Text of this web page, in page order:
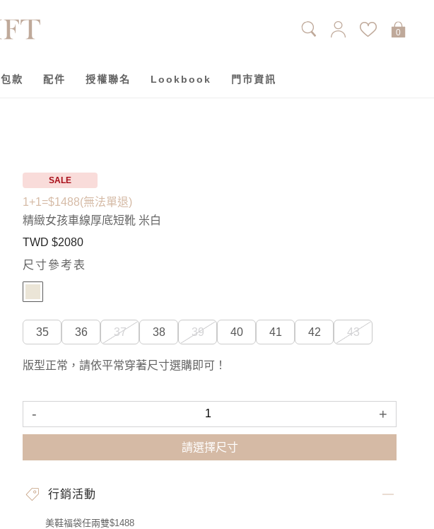
包款 配件 授權聯名 Lookbook 門市資訊
SALE
1+1=$1488(無法單退)
精緻女孩車線厚底短靴 米白
TWD $2080
尺寸參考表
35 36 37 38 39 40 41 42 43
版型正常，請依平常穿著尺寸選購即可！
- +
請選擇尺寸
行銷活動
美鞋福袋任兩雙$1488
0